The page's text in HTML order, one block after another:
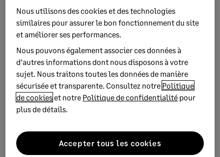
Nous utilisons des cookies et des technologies
similaires pour assurer le bon fonctionnement du site
et améliorer ses performances.
Nous pouvons également associer ces données à
d’autres informations dont nous disposons à votre
sujet. Nous traitons toutes les données de manière
sécurisée et transparente. Consultez notre Politique
de cookieset notre Politique de confidentialité pour
plus de détails.
Accepter tous les cookies